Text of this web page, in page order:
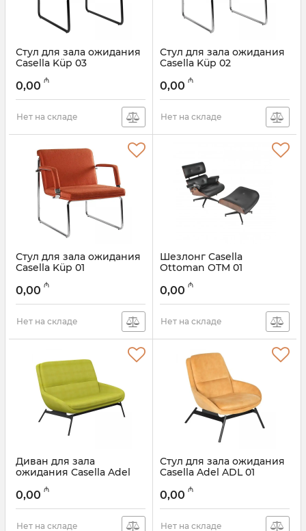
Стул для зала ожидания
Casella Küp 03
0,00 ₼
Нет на складе
Стул для зала ожидания
Casella Küp 02
0,00 ₼
Нет на складе
Стул для зала ожидания
Casella Küp 01
0,00 ₼
Нет на складе
Шезлонг Casella
Ottoman OTM 01
0,00 ₼
Нет на складе
Диван для зала
ожидания Casella Adel
0,00 ₼
Нет на складе
Стул для зала ожидания
Casella Adel ADL 01
0,00 ₼
Нет на складе